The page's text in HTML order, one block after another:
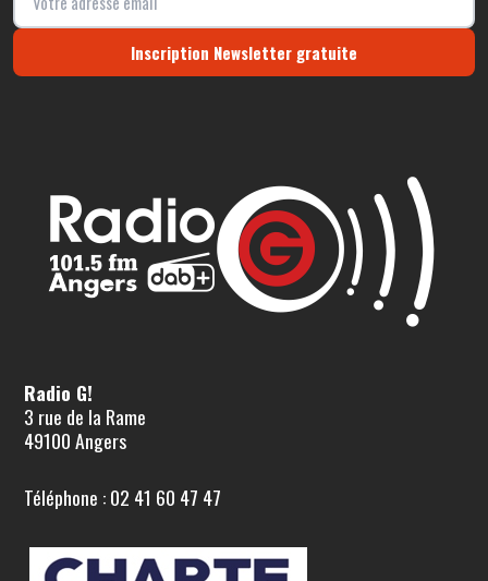
Inscription Newsletter gratuite
Radio G!
3 rue de la Rame
49100 Angers
Téléphone : 02 41 60 47 47